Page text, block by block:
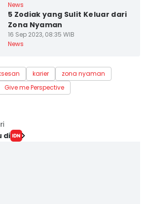
News
5 Zodiak yang Sulit Keluar dari
Zona Nyaman
16 Sep 2023, 08:35 WIB
News
karier
zona nyaman
Give me Perspective
di